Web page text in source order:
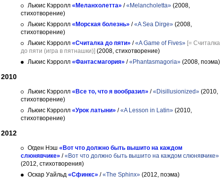
Льюис Кэрролл «Меланхолетта» /«Melancholetta» (2008,
стихотворение)
Льюис Кэрролл «Морская болезнь» /«A Sea Dirge» (2008,
стихотворение)
Льюис Кэрролл «Считалка до пяти» /«A Game of Fives» [= Считалка
до пяти (игра в пятнашки)] (2008, стихотворение)
Льюис Кэрролл «Фантасмагория» /«Phantasmagoria» (2008, поэма)
2010
Льюис Кэрролл «Все то, что я вообразил» /«Disillusionized» (2010,
стихотворение)
Льюис Кэрролл «Урок латыни» /«A Lesson in Latin» (2010,
стихотворение)
2012
Огден Нэш «Вот что должно быть вышито на каждом
слюнявчике» /«Вот что должно быть вышито на каждом слюнявчике»
(2012, стихотворения)
Оскар Уайльд «Сфинкс» /«The Sphinx» (2012, поэма)